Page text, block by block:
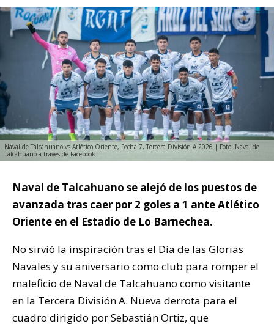
Naval de Talcahuano vs Atlético Oriente, Fecha 7, Tercera División A 2026 | Foto: Naval de
Talcahuano a través de Facebook
Naval de Talcahuano se alejó de los puestos de
avanzada tras caer por 2 goles a 1 ante Atlético
Oriente en el Estadio de Lo Barnechea.
No sirvió la inspiración tras el Día de las Glorias
Navales y su aniversario como club para romper el
maleficio de Naval de Talcahuano como visitante
en la Tercera División A. Nueva derrota para el
cuadro dirigido por Sebastián Ortiz, que